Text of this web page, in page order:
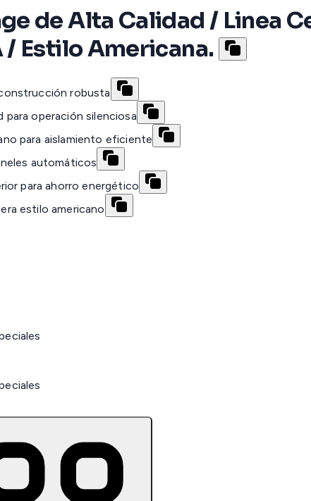
de Alta Calidad / Linea
/ Estilo Americana.
robusta
para operación silenciosa
para aislamiento eficiente
automáticos
para ahorro energético
estilo americano